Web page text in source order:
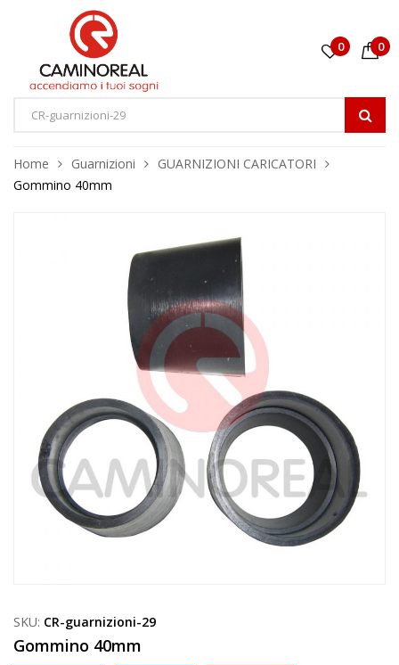
0 0
Home Guarnizioni
GUARNIZIONI CARICATORI
Gommino 40mm
SKU: CR-guarnizioni-29
Gommino 40mm